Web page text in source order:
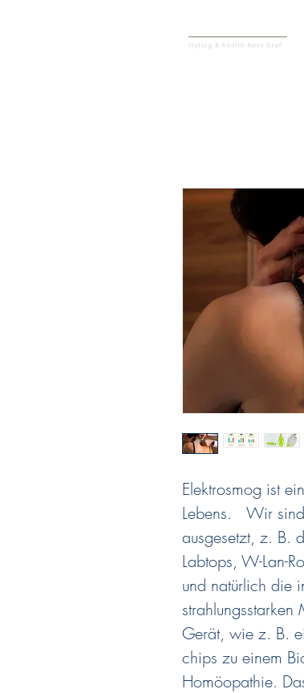
Elektrosmog ist
Lebens. Wir sind
ausgesetzt, z. B.
Labtops, W-Lan-
und natürlich die
strahlungsstarken
Gerät, wie z. B.
chips zu einem
Homöopathie.